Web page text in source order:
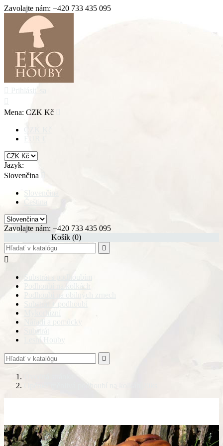
Zavolajte nám: +420 733 435 095
Prihlásiť sa
Mena: CZK Kč
CZK Kč
EUR €
Jazyk:
Slovenčina
Slovenčina
Čeština
Zavolajte nám: +420 733 435 095
Košík (0)


Substrát s podhoubím
Podhoubí na kolkách
Podhoubí na obilných zrnech
Substrát + podhoubí
Mykorhizní
Nářadí a pomůcky
Substrát
Lesní Houby
